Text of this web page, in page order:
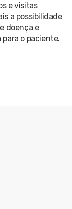
e visitas
a possibilidade
doença e
o paciente.